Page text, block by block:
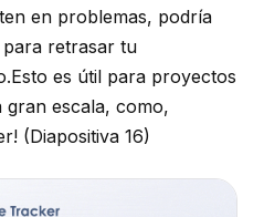
en problemas, podría
retrasar tu
es útil para proyectos
gran escala, como,
(Diapositiva 16)